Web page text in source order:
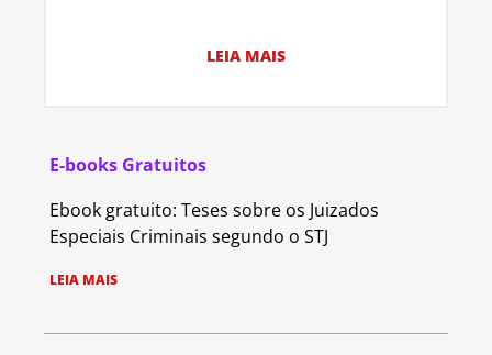
LEIA MAIS
E-books Gratuitos
Ebook gratuito: Teses sobre os Juizados
Especiais Criminais segundo o STJ
LEIA MAIS